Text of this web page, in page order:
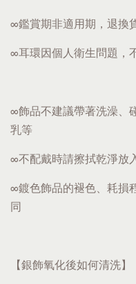
∞鑑賞期非適用期，退換
∞耳環因個人衛生問題，
∞飾品不建議帶著洗澡、
乳等
∞不配戴時請擦拭乾淨放
∞鍍色飾品的褪色、耗損
同
【銀飾氧化後如何清洗】